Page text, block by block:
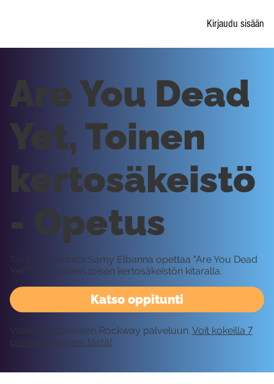
Kirjaudu sisään
Katso oppitunti
Are You Dead
Yet, Toinen
kertosäkeistö
- Opetus
Tällä oppitunnilla Samy Elbanna opettaa "Are You Dead
Yet?" -kappaleen toisen kertosäkeistön kitaralla.
Vaatii kirjautumisen Rockway palveluun. Voit kokeilla 7
päivää ilmaiseksi tästä!